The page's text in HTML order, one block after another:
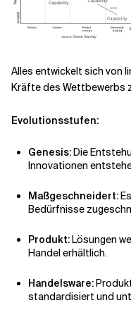
Alles entwickelt sich von
Kräfte des Wettbewerbs
Evolutionsstufen:
Genesis:Die
Innovationen
Maßgeschneidert:
Bedürfnisse
Produkt:Lösungen
Handel erhältlich.
Handelsware:
standardisiert und